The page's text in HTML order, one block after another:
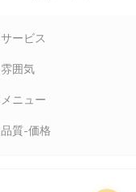
サービス
雰囲気
メニュー
品質-価格